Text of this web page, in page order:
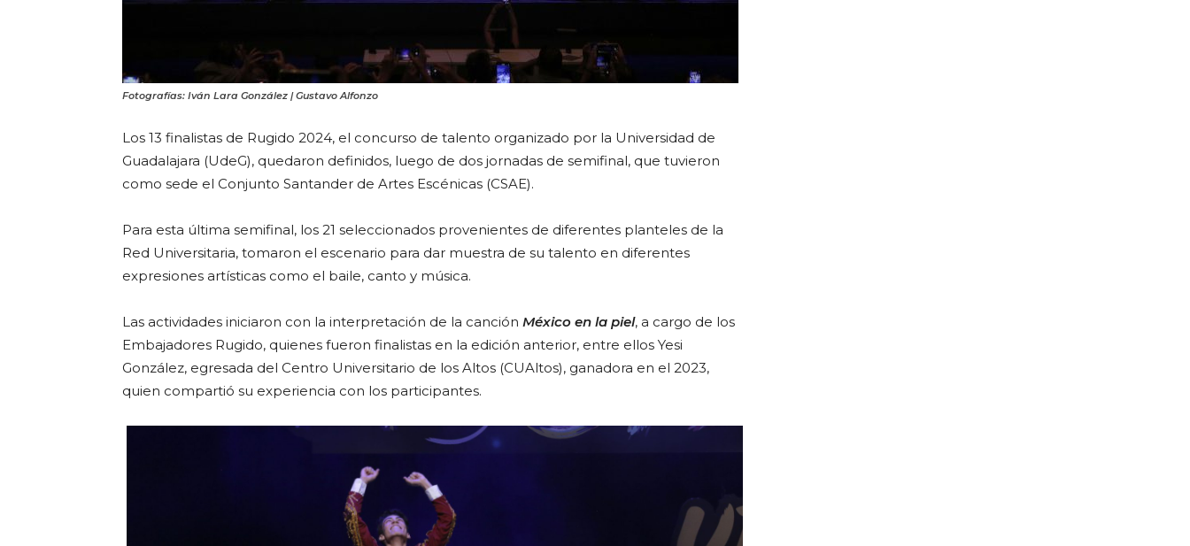
Fotografías: Iván Lara González | Gustavo Alfonzo
Los 13 finalistas de Rugido 2024, el concurso de talento organizado por la Universidad de
Guadalajara (UdeG), quedaron definidos, luego de dos jornadas de semifinal, que tuvieron
como sede el Conjunto Santander de Artes Escénicas (CSAE).
Para esta última semifinal, los 21 seleccionados provenientes de diferentes planteles de la
Red Universitaria, tomaron el escenario para dar muestra de su talento en diferentes
expresiones artísticas como el baile, canto y música.
Las actividades iniciaron con la interpretación de la canción México en la piel, a cargo de los
Embajadores Rugido, quienes fueron finalistas en la edición anterior, entre ellos Yesi
González, egresada del Centro Universitario de los Altos (CUAltos), ganadora en el 2023,
quien compartió su experiencia con los participantes.